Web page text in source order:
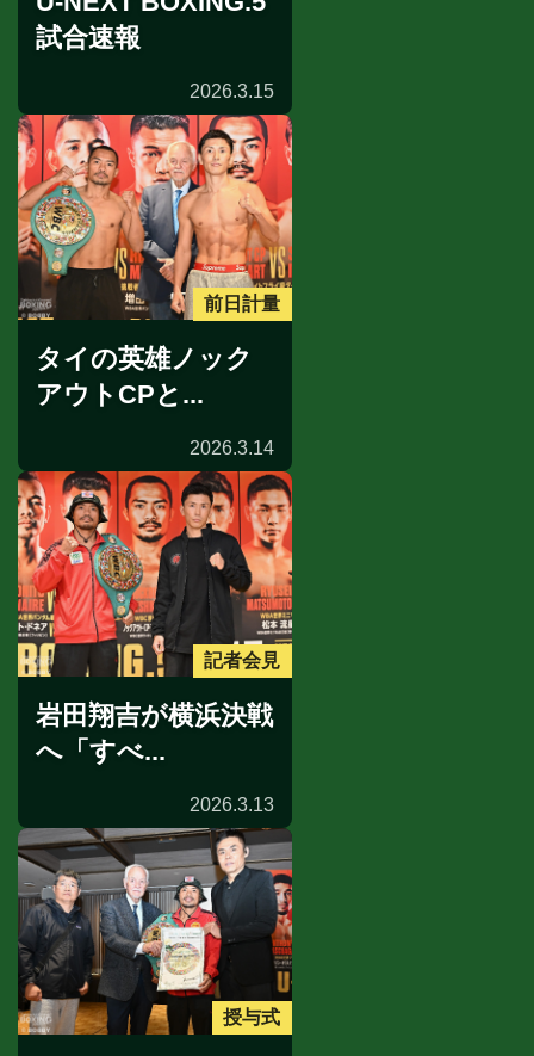
試合速報
2026.3.15
前日計量
タイの英雄ノック
アウトCPと...
2026.3.14
記者会見
岩田翔吉が横浜決戦
へ「すべ...
2026.3.13
授与式